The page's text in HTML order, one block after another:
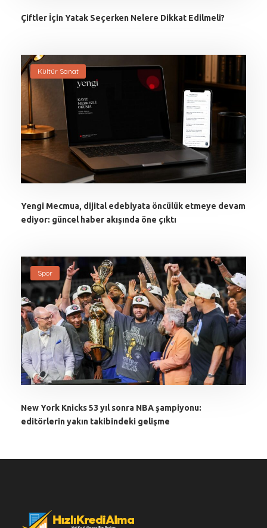
Çiftler İçin Yatak Seçerken Nelere Dikkat Edilmeli?
Kültür Sanat
Yengi Mecmua, dijital edebiyata öncülük etmeye devam
ediyor: güncel haber akışında öne çıktı
Spor
New York Knicks 53 yıl sonra NBA şampiyonu:
editörlerin yakın takibindeki gelişme